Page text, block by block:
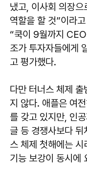
냈고, 이사회 의장
역할을 할 것”이라
“쿡이 9월까지
조가 투자자들에게
고 평가했다.
다만 터너스 체제
지 않다. 애플은 여
를 갖고 있지만, 인
글 등 경쟁사보다
스 체제 첫해에는
기능 보강이 동시에